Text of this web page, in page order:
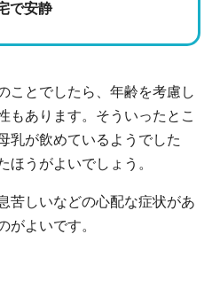
で安静
ことでしたら、年齢を考慮し
もあります。そういったとこ
乳が飲めているようでした
ほうがよいでしょう。
苦しいなどの心配な症状があ
がよいです。